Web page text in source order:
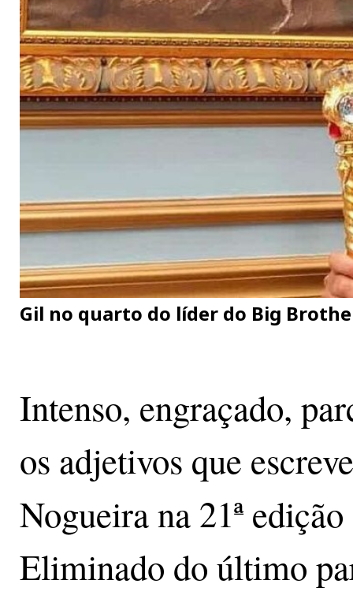
Gil no quarto do líder do Big
Intenso, engraçado,
os adjetivos que
Nogueira na 21ª
Eliminado do último